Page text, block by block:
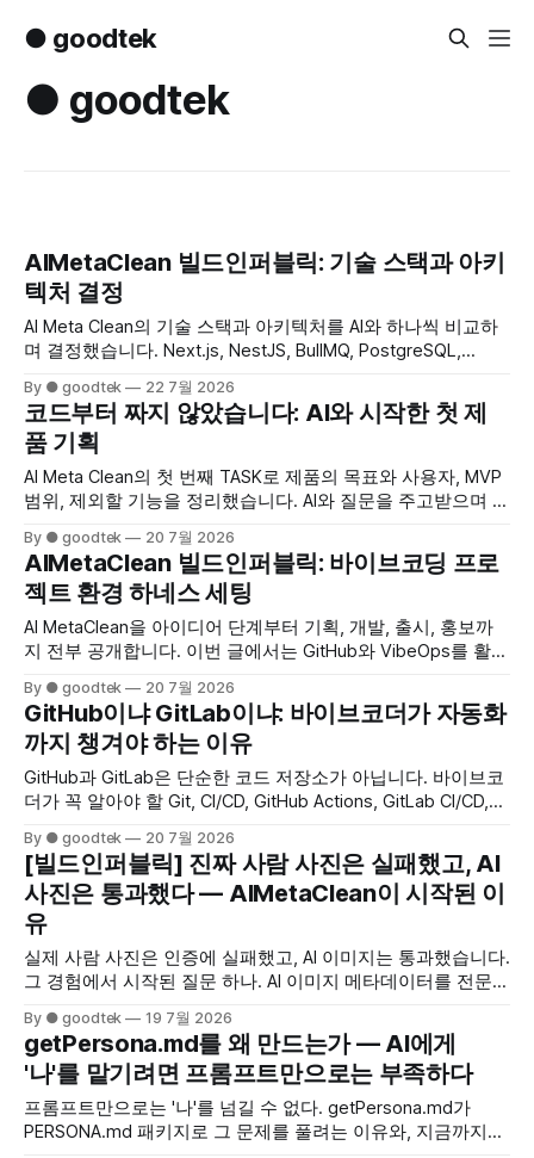
● goodtek
● goodtek
AIMetaClean 빌드인퍼블릭: 기술 스택과 아키
텍처 결정
AI Meta Clean의 기술 스택과 아키텍처를 AI와 하나씩 비교하
며 결정했습니다. Next.js, NestJS, BullMQ, PostgreSQL,
공개합니다.
By ● goodtek 22 7월 2026
코드부터 짜지 않았습니다: AI와 시작한 첫 제
품 기획
AI Meta Clean의 첫 번째 TASK로 제품의 목표와 사용자, MVP
범위, 제외할 기능을 정리했습니다. AI와 질문을 주고받으며 기
까지 마친 과정을 공개합니다.
By ● goodtek 20 7월 2026
AIMetaClean 빌드인퍼블릭: 바이브코딩 프로
젝트 환경 하네스 세팅
AI MetaClean을 아이디어 단계부터 기획, 개발, 출시, 홍보까
지 전부 공개합니다. 이번 글에서는 GitHub와 VibeOps를 활용
젝트 환경을 세팅합니다.
By ● goodtek 20 7월 2026
GitHub이냐 GitLab이냐: 바이브코더가 자동화
까지 챙겨야 하는 이유
GitHub과 GitLab은 단순한 코드 저장소가 아닙니다. 바이브코
더가 꼭 알아야 할 Git, CI/CD, GitHub Actions, GitLab CI/CD,
습니다.
By ● goodtek 20 7월 2026
[빌드인퍼블릭] 진짜 사람 사진은 실패했고, AI
사진은 통과했다 — AIMetaClean이 시작된 이
유
실제 사람 사진은 인증에 실패했고, AI 이미지는 통과했습니다.
그 경험에서 시작된 질문 하나. AI 이미지 메타데이터를 전문적
AIMetaClean을 Build in Public 방식으로 만들어가며 시장을 검
증해 봅니다.
By ● goodtek 19 7월 2026
getPersona.md를 왜 만드는가 — AI에게
'나'를 맡기려면 프롬프트만으로는 부족하다
프롬프트만으로는 '나'를 넘길 수 없다. getPersona.md가
PERSONA.md 패키지로 그 문제를 풀려는 이유와, 지금까지의